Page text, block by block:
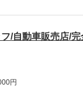
/自動車販売店/
円